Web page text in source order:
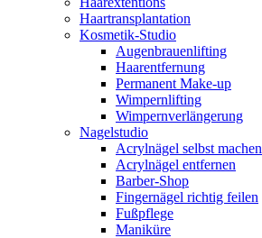
Haartransplantation
Kosmetik-Studio
Augenbrauenlifting
Haarentfernung
Permanent Make-up
Wimpernlifting
Wimpernverlängerung
Nagelstudio
Acrylnägel selbst machen
Acrylnägel entfernen
Barber-Shop
Fingernägel richtig feilen
Fußpflege
Maniküre